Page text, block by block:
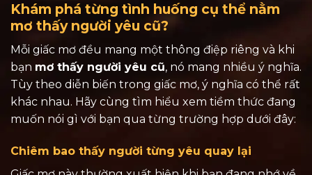
Khám phá từng tình huống cụ thể nằm
mơ thấy người yêu cũ?
Mỗi giấc mơ đều mang một thông điệp riêng và khi
bạn mơ thấy người yêu cũ, nó mang nhiều ý nghĩa.
Tùy theo diễn biến trong giấc mơ, ý nghĩa có thể rất
khác nhau. Hãy cùng tìm hiểu xem tiềm thức đang
muốn nói gì với bạn qua từng trường hợp dưới đây:
Chiêm bao thấy người từng yêu quay lại